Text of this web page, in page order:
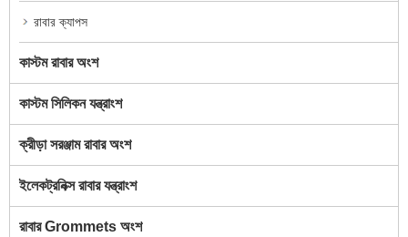
রাবার ক্যাপস
কাস্টম রাবার অংশ
কাস্টম সিলিকন যন্ত্রাংশ
ক্রীড়া সরঞ্জাম রাবার অংশ
ইলেকট্রনিক্স রাবার যন্ত্রাংশ
রাবার Grommets অংশ